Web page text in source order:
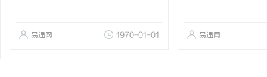
易通网 1970-01-01 易通网